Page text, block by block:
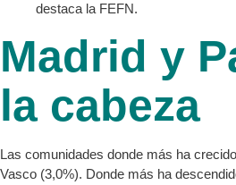
destaca la FEFN.
Madrid y
la cabeza
Las comunidades donde más ha
Vasco (3,0%). Donde más ha